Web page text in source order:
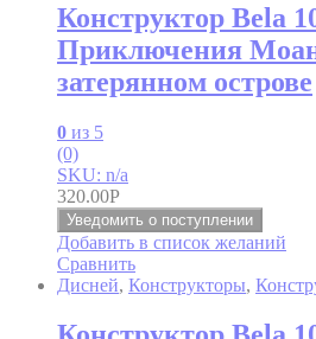
Конструктор Bela
Приключения
затерянном острове
0 из 5
(0)
SKU: n/a
320.00Р
Уведомить о поступлении
Добавить в список желаний
Сравнить
Дисней, Конструкторы,